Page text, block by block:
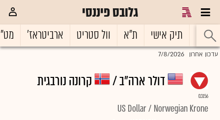
גלובס פיננסי
ראשי תיק אישי ת"א וול סטריט ארביטראז'
עדכון אחרון 7/8/2026
דולר ארה"ב / קרונה נורבגית
0.3156
US Dollar / Norwegian Krone